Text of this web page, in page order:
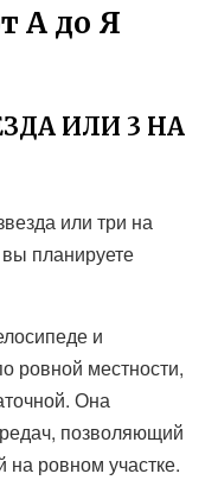
А до Я
ИЛИ 3 НА
или три на
вы планируете
и
ровной местности,
Она
позволяющий
на ровном участке.